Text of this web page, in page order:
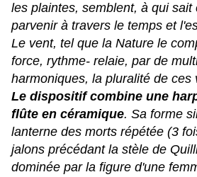
les plaintes, semblent, à qui sait
parvenir à travers le temps et
Le vent, tel que la Nature le
force, rythme- relaie, par de
harmoniques, la pluralité de ces
Le dispositif combine une
flûte en céramique. Sa forme
lanterne des morts répétée (3
jalons précédant la stèle de
dominée par la figure d'une